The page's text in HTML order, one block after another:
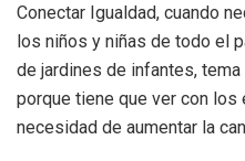
Conectar Igualdad, cuando
los niños y niñas de todo el
de jardines de infantes,
porque tiene que ver con
necesidad de aumentar la